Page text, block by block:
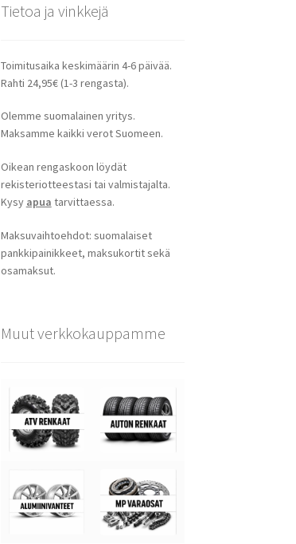
Tietoa ja vinkkejä
Toimitusaika keskimäärin 4-6 päivää.
Rahti 24,95€ (1-3 rengasta).
Olemme suomalainen yritys.
Maksamme kaikki verot Suomeen.
Oikean rengaskoon löydät
rekisteriotteestasi tai valmistajalta.
Kysy apua tarvittaessa.
Maksuvaihtoehdot: suomalaiset
pankkipainikkeet, maksukortit sekä
osamaksut.
Muut verkkokauppamme